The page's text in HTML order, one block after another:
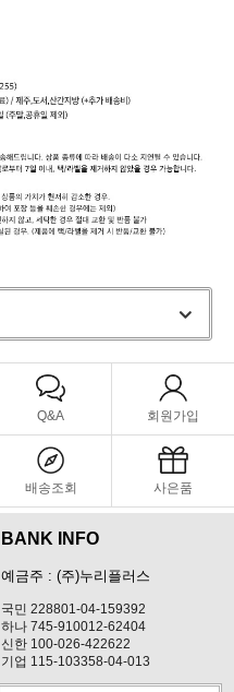
Q&A 회원가입
배송조회 사은품
BANK INFO
예금주 : (주)누리플러스
국민 228801-04-159392
하나 745-910012-62404
신한 100-026-422622
기업 115-103358-04-013